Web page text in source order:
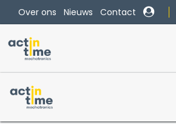
Overslaan naar inhoud
Over ons Nieuws Contact